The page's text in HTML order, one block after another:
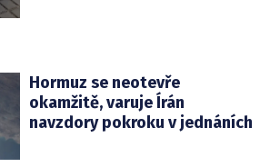
Hormuz se neotevře
okamžitě, varuje Írán
navzdory pokroku v jednáních